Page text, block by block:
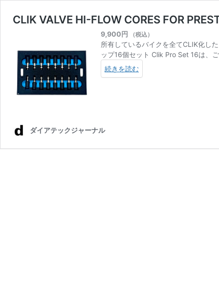
CLIK VALVE HI-FLOW CORES FOR
9,900円 （税込）
所有しているバイクを全てCLIK化し
ップ16個セット Clik Pro Set 16は、
続きを読む
ダイアテックジャーナル